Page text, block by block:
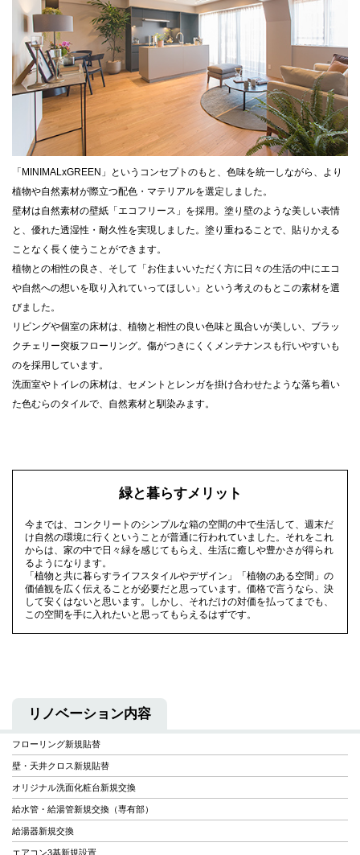
「MINIMALxGREEN」というコンセプトのもと、色味を統一しながら、より
植物や自然素材が際立つ配色・マテリアルを選定しました。
壁材は自然素材の壁紙「エコフリース」を採用。塗り壁のような美しい表情
と、優れた透湿性・耐久性を実現しました。塗り重ねることで、貼りかえる
ことなく長く使うことができます。
植物との相性の良さ、そして「お住まいいただく方に日々の生活の中にエコ
や自然への想いを取り入れていってほしい」という考えのもとこの素材を選
びました。
リビングや個室の床材は、植物と相性の良い色味と風合いが美しい、ブラッ
クチェリー突板フローリング。傷がつきにくくメンテナンスも行いやすいも
のを採用しています。
洗面室やトイレの床材は、セメントとレンガを掛け合わせたような落ち着い
た色むらのタイルで、自然素材と馴染みます。
緑と暮らすメリット
今までは、コンクリートのシンプルな箱の空間の中で生活して、週末だ
け自然の環境に行くということが普通に行われていました。それをこれ
からは、家の中で日々緑を感じてもらえ、生活に癒しや豊かさが得られ
るようになります。
「植物と共に暮らすライフスタイルやデザイン」「植物のある空間」の
価値観を広く伝えることが必要だと思っています。価格で言うなら、決
して安くはないと思います。しかし、それだけの対価を払ってまでも、
この空間を手に入れたいと思ってもらえるはずです。
リノベーション内容
フローリング新規貼替
壁・天井クロス新規貼替
オリジナル洗面化粧台新規交換
給水管・給湯管新規交換（専有部）
給湯器新規交換
エアコン3基新規設置